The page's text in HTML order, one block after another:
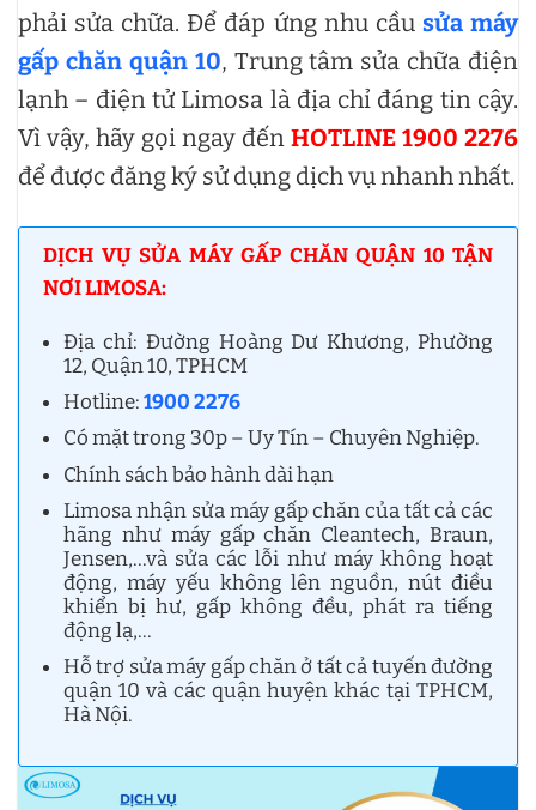
phải sửa chữa. Để đáp ứng nhu cầu sửa máy
gấp chăn quận 10, Trung tâm sửa chữa điện
lạnh – điện tử Limosa là địa chỉ đáng tin cậy.
Vì vậy, hãy gọi ngay đến HOTLINE 1900 2276
để được đăng ký sử dụng dịch vụ nhanh nhất.
DỊCH VỤ SỬA MÁY GẤP CHĂN QUẬN 10 TẬN
NƠI LIMOSA:
Địa chỉ: Đường Hoàng Dư Khương, Phường
12, Quận 10, TPHCM
Hotline:1900 2276
Có mặt trong 30p – Uy Tín – Chuyên Nghiệp.
Chính sách bảo hành dài hạn
Limosa nhận sửa máy gấp chăn của tất cả các
hãng như máy gấp chăn Cleantech, Braun,
Jensen,…và sửa các lỗi như máy không hoạt
động, máy yếu không lên nguồn, nút điều
khiển bị hư, gấp không đều, phát ra tiếng
động lạ,…
Hỗ trợ sửa máy gấp chăn ở tất cả tuyến đường
quận 10 và các quận huyện khác tại TPHCM,
Hà Nội.